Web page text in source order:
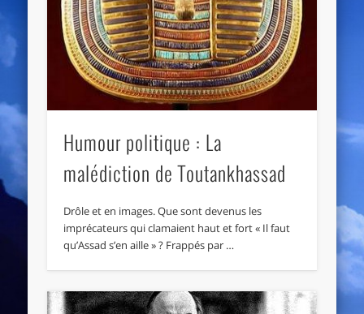
Humour politique : La
malédiction de Toutankhassad
Drôle et en images. Que sont devenus les
imprécateurs qui clamaient haut et fort « Il faut
qu’Assad s’en aille » ? Frappés par …